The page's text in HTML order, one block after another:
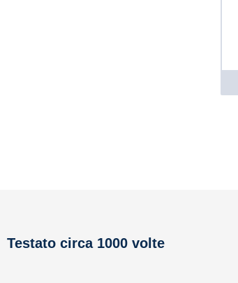
Testato circa 1000 volte